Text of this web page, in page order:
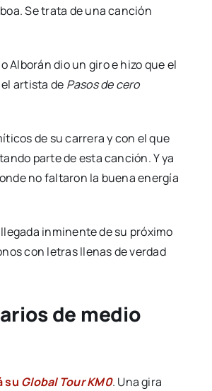
Se trata de una canción
Alborán dio un giro e hizo que el
artista de Pasos de cero
de su carrera y con el que
parte de esta canción. Y ya
no faltaron la buena energía
inminente de su próximo
con letras llenas de verdad
de medio
su Global Tour KM0. Una gira